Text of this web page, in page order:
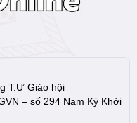
T.Ư Giáo hội
– số 294 Nam Kỳ Khởi